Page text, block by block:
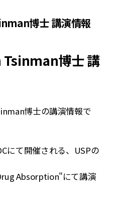
博士 講演情報
博士 講
博士の講演情報で
にて開催される、USPの
Absorption"にて講演